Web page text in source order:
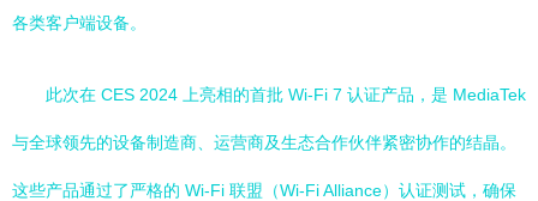
各类客户端设备。
此次在 CES 2024 上亮相的首批 Wi-Fi 7 认证产品，是 MediaTek
与全球领先的设备制造商、运营商及生态合作伙伴紧密协作的结晶。
这些产品通过了严格的 Wi-Fi 联盟（Wi-Fi Alliance）认证测试，确保